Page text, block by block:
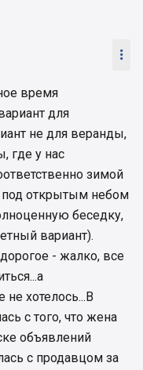

время
для
не для веранды,
где у нас
зимой
под открытым небом
беседку,
вариант).
- жалко, все
не хотелось...В
с того, что жена
объявлений
с продавцом за